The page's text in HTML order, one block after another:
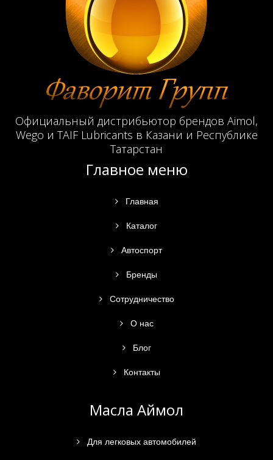
Официальный дистрибьютор брендов Aimol,
Wego и TAIF Lubricants в Казани и Республике
Татарстан
Главное меню
Главная
Каталог
Автоспорт
Бренды
Сотрудничество
О нас
Блог
Контакты
Масла Аймол
Для легковых автомобилей